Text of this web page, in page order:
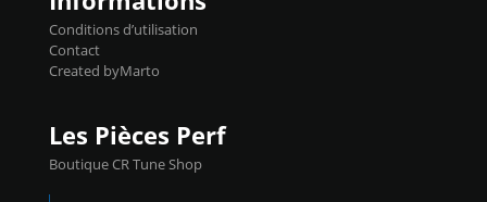
Conditions d’utilisation
Contact
Created byMarto
Les Pièces Perf
Boutique CR Tune Shop